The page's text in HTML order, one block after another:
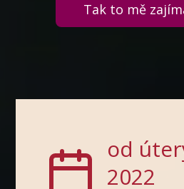
Tak to mě
od
2022